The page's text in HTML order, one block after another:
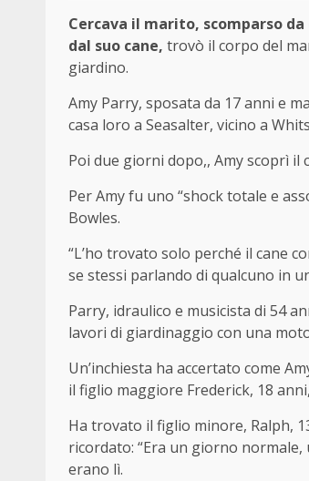
Cercava il marito, scomparso
dal suo cane, trovò il corpo del
giardino.
Amy Parry, sposata da 17 anni e
casa loro a Seasalter, vicino a
Poi due giorni dopo,, Amy scoprì
Per Amy fu uno “shock totale e
Bowles.
“L’ho trovato solo perché il cane
se stessi parlando di qualcuno in
Parry, idraulico e musicista di 54
lavori di giardinaggio con una
Un’inchiesta ha accertato come
il figlio maggiore Frederick, 18
Ha trovato il figlio minore, Ralph,
ricordato: “Era un giorno
erano lì.